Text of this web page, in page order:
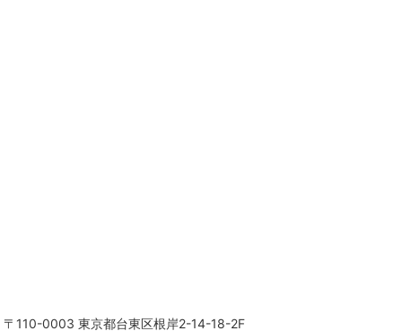
〒110-0003 東京都台東区根岸2-14-18-2F